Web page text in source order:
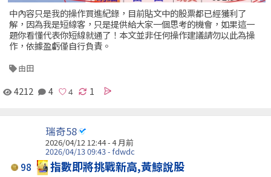
中內容只是我的操作買進紀錄，目前貼文中的股票都已經獲利了
解，因為我是短線客，只是提供給大家一個思考的機會，如果這一
題你看懂代表你短線就通了！本文並非任何操作建議請勿以此為操
作，依據盈虧僅自行負責。
由田
4212 4 1
瑞奇58
2026/04/12 12:44 - 4 月前
2026/04/13 09:43 - fdwdc
98 指數即將挑戰新高,黃鯨說股